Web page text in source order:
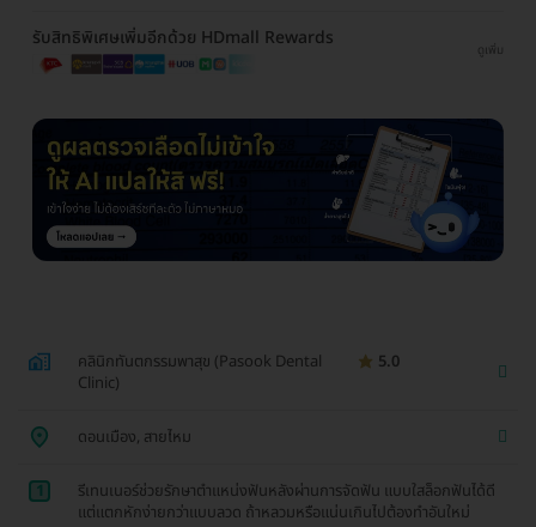
รับสิทธิพิเศษเพิ่มอีกด้วย HDmall Rewards
ดูเพิ่ม
คลินิกทันตกรรมพาสุข (Pasook Dental
Clinic)
5.0
ดอนเมือง, สายไหม
1
รีเทนเนอร์ช่วยรักษาตำแหน่งฟันหลังผ่านการจัดฟัน แบบใสล็อกฟันได้ดี
แต่แตกหักง่ายกว่าแบบลวด ถ้าหลวมหรือแน่นเกินไปต้องทำอันใหม่